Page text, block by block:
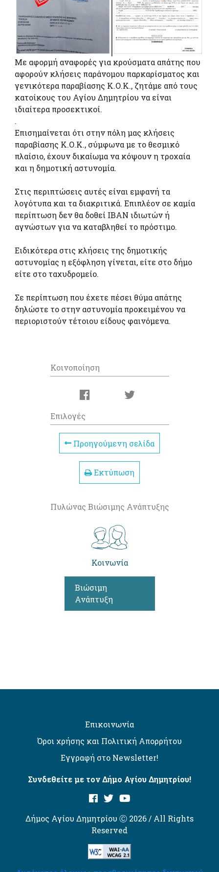
Με αφορμή αναφορές για κρούσματα απάτης που
αφορούν κλήσεις παράνομου παρκαρίσματος και
γενικότερα παραβίασης Κ.Ο.Κ., ζητάμε από τους
κατοίκους του Αγίου Δημητρίου να είναι
ιδιαίτερα προσεκτικοί.
.
Επισημαίνεται ότι στην πόλη μας κλήσεις
παραβίασης Κ.Ο.Κ., σύμφωνα με το θεσμικό
πλαίσιο, έχουν δικαίωμα να κόψουν η τροχαία
και η δημοτική αστυνομία.
Στις περιπτώσεις αυτές είναι εμφανή τα
λογότυπα και τα διακριτικά. Επιπλέον σε καμία
περίπτωση δεν θα δοθεί IBAN ιδιωτών ή
αγνώστων για να καταβληθεί το πρόστιμο.
Ειδικότερα στις κλήσεις της δημοτικής
αστυνομίας η εξόφληση γίνεται, είτε στο δήμο
είτε στο ταχυδρομείο.
Σε περίπτωση που έχετε πέσει θύμα απάτης
δηλώστε το στην αστυνομία προκειμένου να
περιοριστούν τέτοιου είδους φαινόμενα.
Κοινοποίηση
Επιλογές
Προηγούμενη σελίδα
Εκτύπωση
Πυλώνας Βιώσιμης Ανάπτυξης
Κοινωνία
Βιώσιμη
Ανάπτυξη
Επικοινωνία
Όροι χρήσης και Πολιτική Απορρήτου
Εγγραφή στο Newsletter!
Συνδεθείτε με τον Δήμο Αγίου Δημητρίου!
Δήμος Αγίου Δημητρίου Ⓒ 2026 / All Rights
Reserved